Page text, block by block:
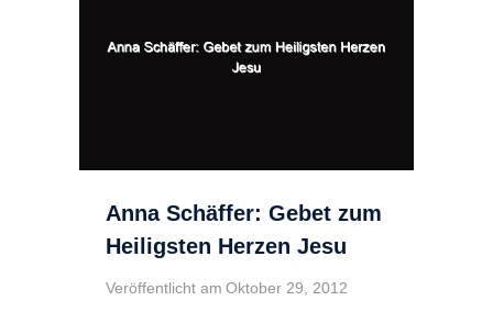
Anna Schäffer: Gebet zum
Heiligsten Herzen Jesu
Veröffentlicht am Oktober 29, 2012